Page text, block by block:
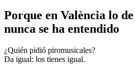
Porque en València lo de
nunca se ha entendido
¿Quién pidió piromusicales?
Da igual: los tienes igual.